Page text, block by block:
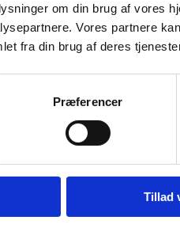
om din brug af vores
Vores partnere
fra din brug af deres
Præferencer
Tillad
Fra499,00kr.
Grainfed
Eksklusiv